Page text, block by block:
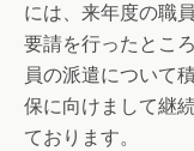
には、来年度の職
要請を行ったとこ
員の派遣について
保に向けまして継
ております。